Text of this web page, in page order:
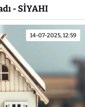
- SİYAHI
14-07-2025, 12:59